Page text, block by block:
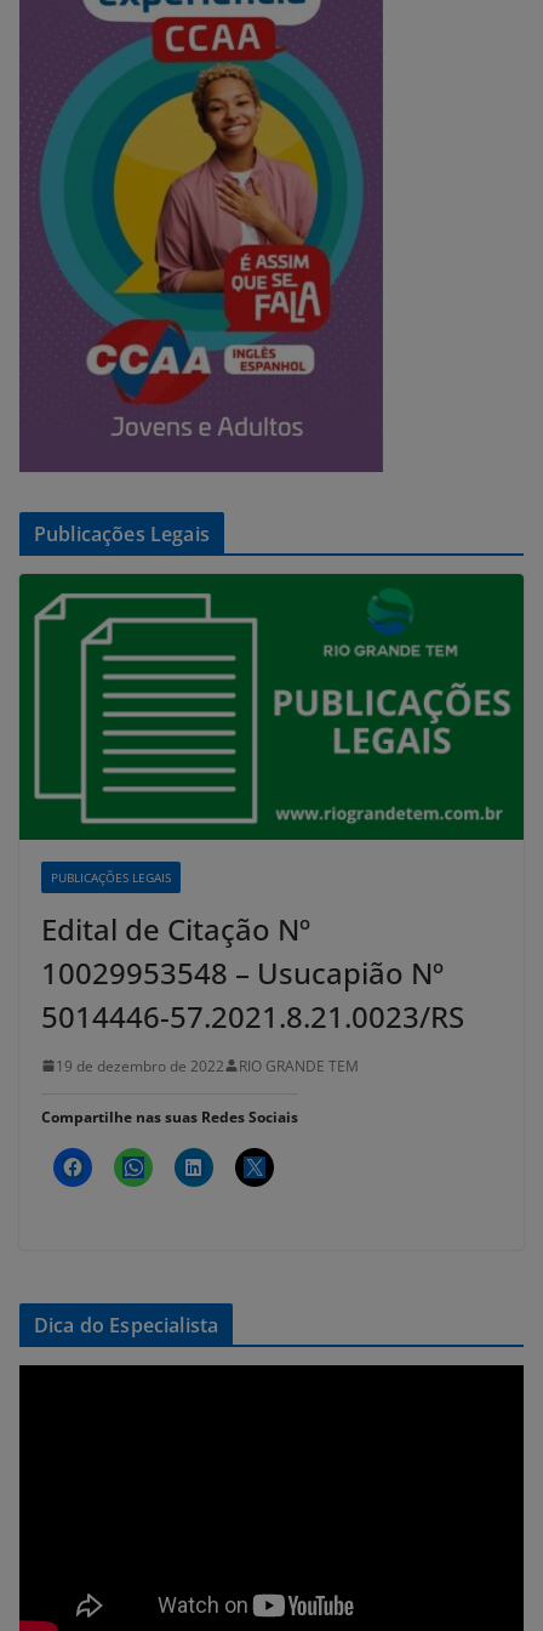
Publicações Legais
PUBLICAÇÕES LEGAIS
Edital de Citação Nº
10029953548 – Usucapião Nº
5014446-57.2021.8.21.0023/RS
19 de dezembro de 2022 RIO GRANDE TEM
Compartilhe nas suas Redes Sociais
Dica do Especialista